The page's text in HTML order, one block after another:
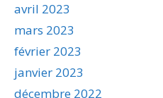
avril 2023
mars 2023
février 2023
janvier 2023
décembre 2022